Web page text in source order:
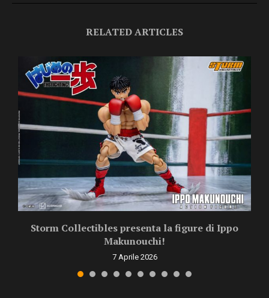
RELATED ARTICLES
Storm Collectibles presenta la figure di Ippo
Makunouchi!
7 Aprile 2026